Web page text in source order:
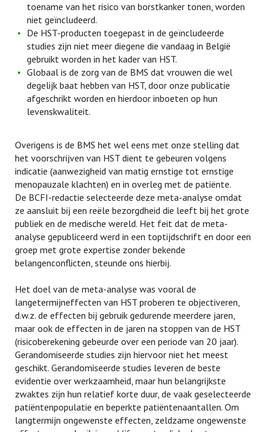
toename van het risico van borstkanker tonen, worden
niet geïncludeerd.
De HST-producten toegepast in de geïncludeerde
studies zijn niet meer diegene die vandaag in België
gebruikt worden in het kader van HST.
Globaal is de zorg van de BMS dat vrouwen die wel
degelijk baat hebben van HST, door onze publicatie
afgeschrikt worden en hierdoor inboeten op hun
levenskwaliteit.
Overigens is de BMS het wel eens met onze stelling dat
het voorschrijven van HST dient te gebeuren volgens
indicatie (aanwezigheid van matig ernstige tot ernstige
menopauzale klachten) en in overleg met de patiënte.
De BCFI-redactie selecteerde deze meta-analyse omdat
ze aansluit bij een reële bezorgdheid die leeft bij het grote
publiek en de medische wereld. Het feit dat de meta-
analyse gepubliceerd werd in een toptijdschrift en door een
groep met grote expertise zonder bekende
belangenconflicten, steunde ons hierbij.
Het doel van de meta-analyse was vooral de
langetermijneffecten van HST proberen te objectiveren,
d.w.z. de effecten bij gebruik gedurende meerdere jaren,
maar ook de effecten in de jaren na stoppen van de HST
(risicoberekening gebeurde over een periode van 20 jaar).
Gerandomiseerde studies zijn hiervoor niet het meest
geschikt. Gerandomiseerde studies leveren de beste
evidentie over werkzaamheid, maar hun belangrijkste
zwaktes zijn hun relatief korte duur, de vaak geselecteerde
patiëntenpopulatie en beperkte patiëntenaantallen. Om
langtermijn ongewenste effecten, zeldzame ongewenste